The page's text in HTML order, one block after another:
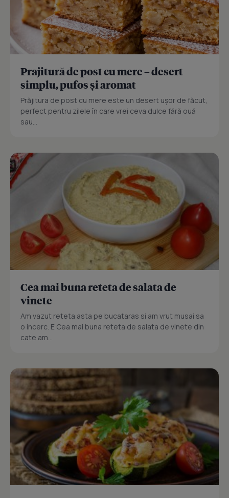
Prajitură de post cu mere – desert
simplu, pufos și aromat
Prăjitura de post cu mere este un desert ușor de făcut,
perfect pentru zilele în care vrei ceva dulce fără ouă
sau...
Cea mai buna reteta de salata de
vinete
Am vazut reteta asta pe bucataras si am vrut musai sa
o incerc. E Cea mai buna reteta de salata de vinete din
cate am...